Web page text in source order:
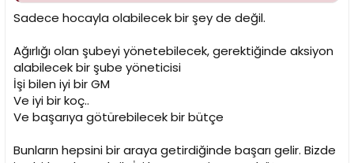
Sadece hocayla olabilecek bir şey de değil.
Ağırlığı olan şubeyi yönetebilecek, gerektiğinde aksiyon
alabilecek bir şube yöneticisi
İşi bilen iyi bir GM
Ve iyi bir koç..
Ve başarıya götürebilecek bir bütçe
Bunların hepsini bir araya getirdiğinde başarı gelir. Bizde